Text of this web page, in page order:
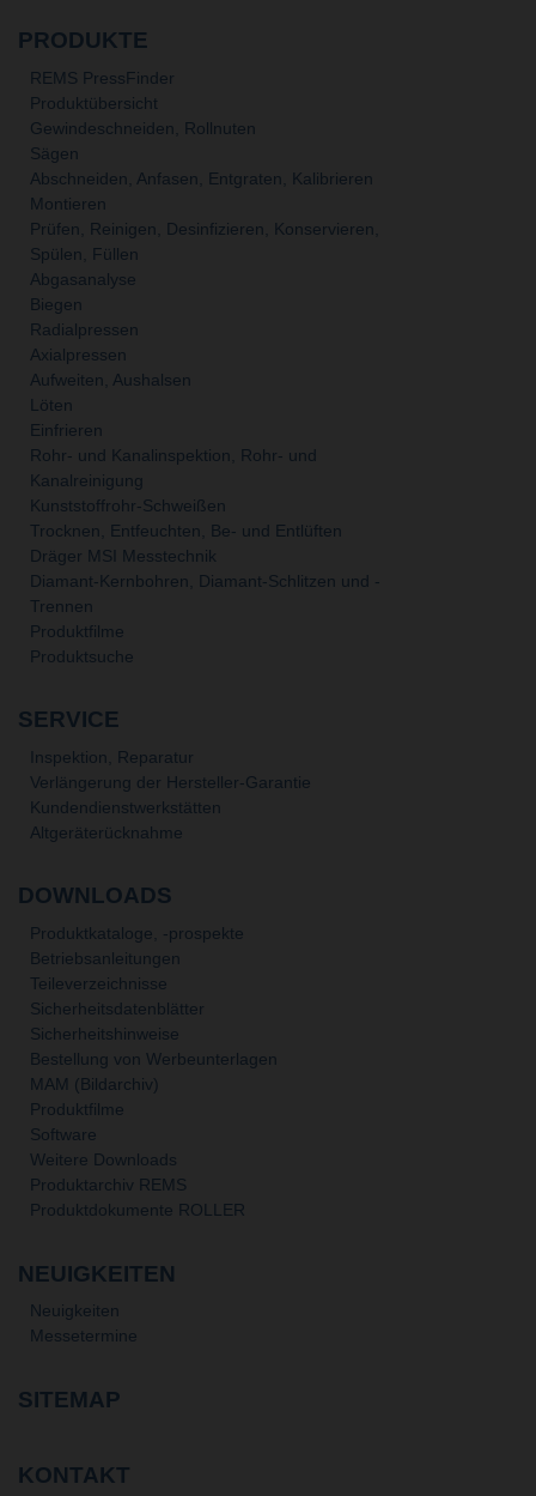
PRODUKTE
REMS PressFinder
Produktübersicht
Gewindeschneiden, Rollnuten
Sägen
Abschneiden, Anfasen, Entgraten, Kalibrieren
Montieren
Prüfen, Reinigen, Desinfizieren, Konservieren,
Spülen, Füllen
Abgasanalyse
Biegen
Radialpressen
Axialpressen
Aufweiten, Aushalsen
Löten
Einfrieren
Rohr- und Kanalinspektion, Rohr- und
Kanalreinigung
Kunststoffrohr-Schweißen
Trocknen, Entfeuchten, Be- und Entlüften
Dräger MSI Messtechnik
Diamant-Kernbohren, Diamant-Schlitzen und -
Trennen
Produktfilme
Produktsuche
SERVICE
Inspektion, Reparatur
Verlängerung der Hersteller-Garantie
Kundendienstwerkstätten
Altgeräterücknahme
DOWNLOADS
Produktkataloge, -prospekte
Betriebsanleitungen
Teileverzeichnisse
Sicherheitsdatenblätter
Sicherheitshinweise
Bestellung von Werbeunterlagen
MAM (Bildarchiv)
Produktfilme
Software
Weitere Downloads
Produktarchiv REMS
Produktdokumente ROLLER
NEUIGKEITEN
Neuigkeiten
Messetermine
SITEMAP
KONTAKT